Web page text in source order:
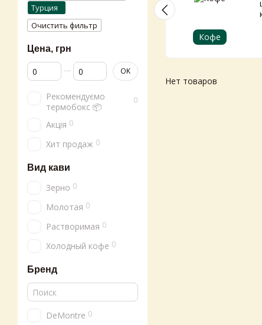
Кофе
Нет товаров
Турция
Очистить фильтр
Цена, грн
От Цена, грн
До Цена, грн OK
Рекомендуємо
термобокс 📦
0
Акція 0
Хит продаж 0
Вид кави
Зерно 0
Молотая 0
Растворимая 0
Холодный кофе 0
Бренд
DeMontre 0